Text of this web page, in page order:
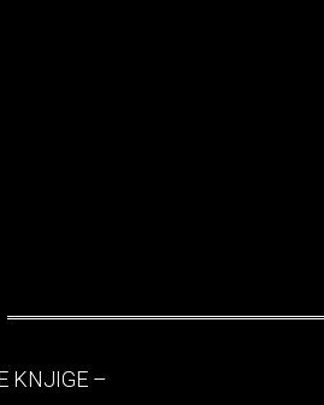
KNJIGE –